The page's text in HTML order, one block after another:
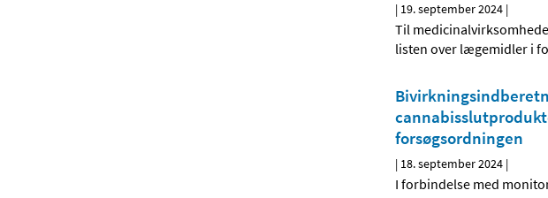
| 19. september 2024 |
Til
listen over lægemidler i
forsøgsordningen
| 18. september 2024 |
I forbindelse med